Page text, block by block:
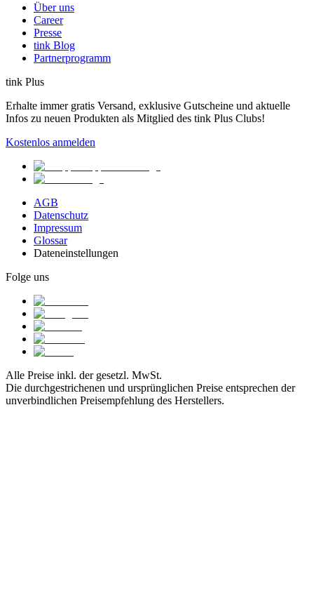
Über uns
Career
Presse
tink Blog
Partnerprogramm
tink Plus
Erhalte immer gratis Versand, exklusive Gutscheine und aktuelle
Infos zu neuen Produkten als Mitglied des tink Plus Clubs!
Kostenlos anmelden
AGB
Datenschutz
Impressum
Glossar
Dateneinstellungen
Folge uns
Alle Preise inkl. der gesetzl. MwSt.
Die durchgestrichenen und ursprünglichen Preise entsprechen der
unverbindlichen Preisempfehlung des Herstellers.